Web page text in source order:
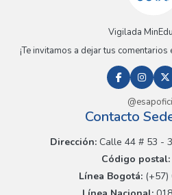
Vigilada
¡Te invitamos a dejar tus
Contacto
Dirección:Calle 44 # 53 -
Código postal:
Línea Bogotá:(+57)